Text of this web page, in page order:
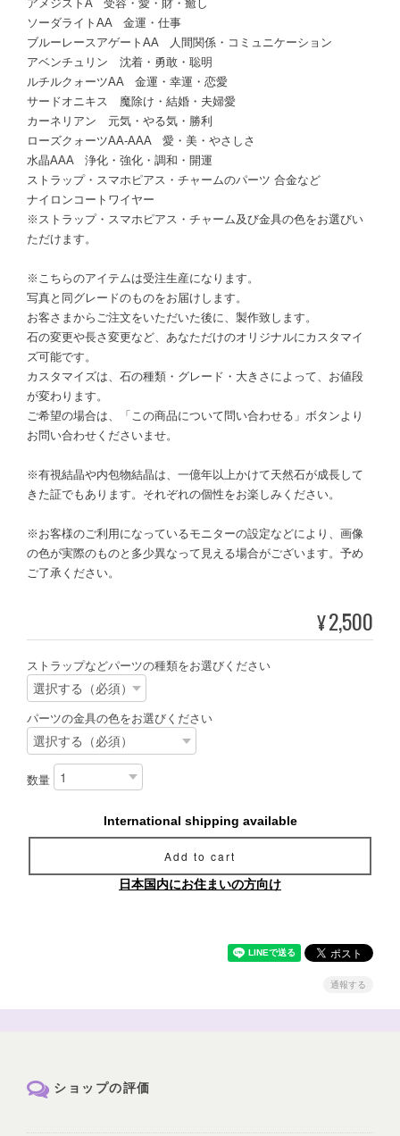
アメジストA 受容・愛・財・癒し
ソーダライトAA 金運・仕事
ブルーレースアゲートAA 人間関係・コミュニケーション
アベンチュリン 沈着・勇敢・聡明
ルチルクォーツAA 金運・幸運・恋愛
サードオニキス 魔除け・結婚・夫婦愛
カーネリアン 元気・やる気・勝利
ローズクォーツAA-AAA 愛・美・やさしさ
水晶AAA 浄化・強化・調和・開運
ストラップ・スマホピアス・チャームのパーツ 合金など
ナイロンコートワイヤー
※ストラップ・スマホピアス・チャーム及び金具の色をお選びい
ただけます。
※こちらのアイテムは受注生産になります。
写真と同グレードのものをお届けします。
お客さまからご注文をいただいた後に、製作致します。
石の変更や長さ変更など、あなただけのオリジナルにカスタマイ
ズ可能です。
カスタマイズは、石の種類・グレード・大きさによって、お値段
が変わります。
ご希望の場合は、「この商品について問い合わせる」ボタンより
お問い合わせくださいませ。
※有視結晶や内包物結晶は、一億年以上かけて天然石が成長して
きた証でもあります。それぞれの個性をお楽しみください。
※お客様のご利用になっているモニターの設定などにより、画像
の色が実際のものと多少異なって見える場合がございます。予め
ご了承ください。
¥2,500
ストラップなどパーツの種類をお選びください
パーツの金具の色をお選びください
数量
International shipping available
Add to cart
日本国内にお住まいの方向け
通報する
ショップの評価